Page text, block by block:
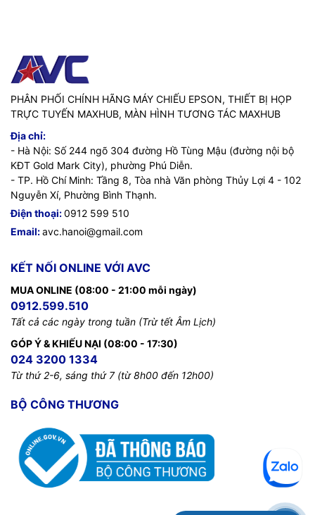
PHÂN PHỐI CHÍNH HÃNG MÁY CHIẾU EPSON, THIẾT BỊ HỌP
TRỰC TUYẾN MAXHUB, MÀN HÌNH TƯƠNG TÁC MAXHUB
Địa chỉ:
- Hà Nội: Số 244 ngõ 304 đường Hồ Tùng Mậu (đường nội bộ
KĐT Gold Mark City), phường Phú Diễn.
- TP. Hồ Chí Minh: Tầng 8, Tòa nhà Văn phòng Thủy Lợi 4 - 102
Nguyễn Xí, Phường Bình Thạnh.
Điện thoại:0912 599 510
Email:avc.hanoi@gmail.com
KẾT NỐI ONLINE VỚI AVC
MUA ONLINE (08:00 - 21:00 mỗi ngày)
0912.599.510
Tất cả các ngày trong tuần (Trừ tết Âm Lịch)
GÓP Ý & KHIẾU NẠI (08:00 - 17:30)
024 3200 1334
Từ thứ 2-6, sáng thứ 7 (từ 8h00 đến 12h00)
BỘ CÔNG THƯƠNG